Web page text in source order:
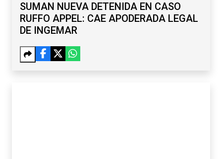
SUMAN NUEVA DETENIDA EN CASO
RUFFO APPEL: CAE APODERADA LEGAL
DE INGEMAR